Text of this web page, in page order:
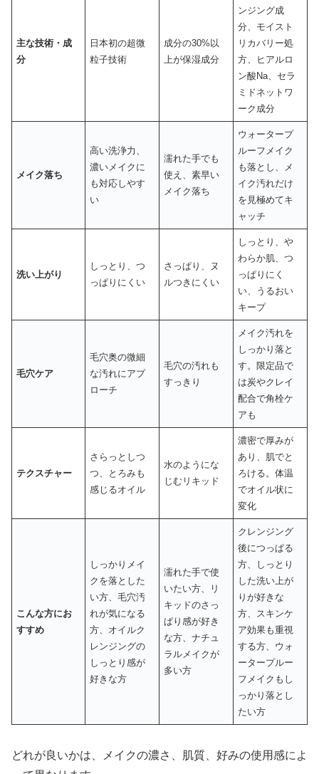
主な技術・成
分
日本初の超微
粒子技術
成分の30%以
上が保湿成分
ンジング成
分、モイスト
リカバリー処
方、ヒアルロ
ン酸Na、セラ
ミドネットワ
ーク成分
メイク落ち
高い洗浄力、
濃いメイクに
も対応しやす
い
濡れた手でも
使え、素早い
メイク落ち
ウォータープ
ルーフメイク
も落とし、メ
イク汚れだけ
を見極めてキ
ャッチ
洗い上がり
しっとり、つ
っぱりにくい
さっぱり、ヌ
ルつきにくい
しっとり、や
わらか肌、つ
っぱりにく
い、うるおい
キープ
毛穴ケア
毛穴奥の微細
な汚れにアプ
ローチ
毛穴の汚れも
すっきり
メイク汚れを
しっかり落と
す。限定品で
は炭やクレイ
配合で角栓ケ
アも
テクスチャー
さらっとしつ
つ、とろみも
感じるオイル
水のようにな
じむリキッド
濃密で厚みが
あり、肌でと
ろける。体温
でオイル状に
変化
こんな方にお
すすめ
しっかりメイ
クを落とした
い方、毛穴汚
れが気になる
方、オイルク
レンジングの
しっとり感が
好きな方
濡れた手で使
いたい方、リ
キッドのさっ
ぱり感が好き
な方、ナチュ
ラルメイクが
多い方
クレンジング
後につっぱる
方、しっとり
した洗い上が
りが好きな
方、スキンケ
ア効果も重視
する方、ウォ
ータープルー
フメイクもし
っかり落とし
たい方
どれが良いかは、メイクの濃さ、肌質、好みの使用感によ